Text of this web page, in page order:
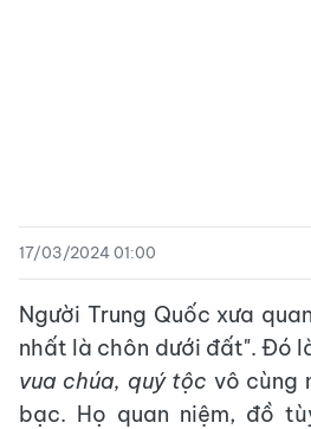
17/03/2024 01:00
Người Trung Quốc xưa
nhất là chôn dưới đất". Đó
vua chúa, quý tộc vô cùng
bạc. Họ quan niệm, đồ